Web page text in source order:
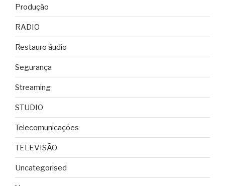
Produção
RADIO
Restauro áudio
Segurança
Streaming
STUDIO
Telecomunicações
TELEVISÃO
Uncategorised